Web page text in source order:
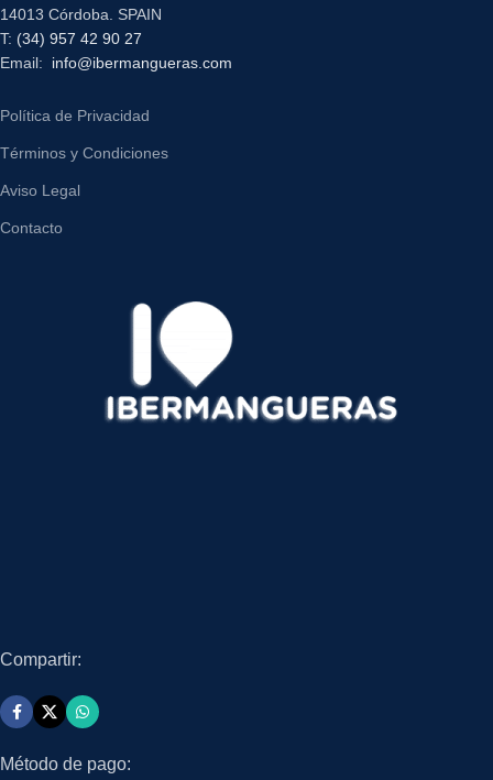
14013 Córdoba. SPAIN
T: (34) 957 42 90 27
Email: info@ibermangueras.com
Política de Privacidad
Términos y Condiciones
Aviso Legal
Contacto
Compartir:
Método de pago: